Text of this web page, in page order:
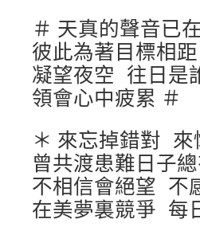
＃ 天真的聲音已
彼此為著目標相距
凝望夜空 往日是
領會心中疲累 ＃
＊ 來忘掉錯對 來
曾共渡患難日子
不相信會絕望 不
在美夢裏競爭 每